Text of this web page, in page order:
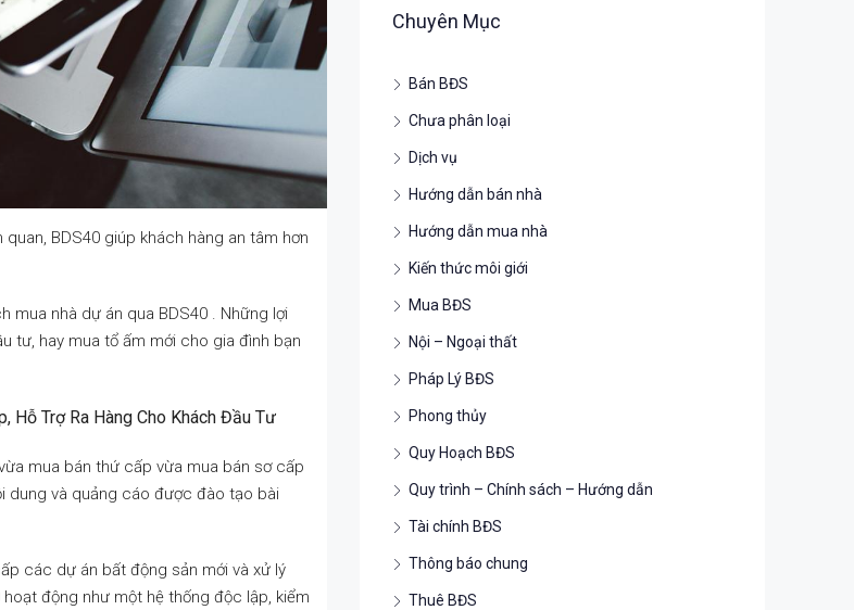
BDS40 giúp khách hàng an tâm hơn
mua nhà dự án qua BDS40 . Những lợi
tư, hay mua tổ ấm mới cho gia đình bạn
Hỗ Trợ Ra Hàng Cho Khách Đầu Tư
mua bán thứ cấp vừa mua bán sơ cấp
dung và quảng cáo được đào tạo bài
các dự án bất động sản mới và xử lý
động như một hệ thống độc lập, kiểm
Chuyên Mục
Bán BĐS
Chưa phân loại
Dịch vụ
Hướng dẫn bán nhà
Hướng dẫn mua nhà
Kiến thức môi giới
Mua BĐS
Nội – Ngoại thất
Pháp Lý BĐS
Phong thủy
Quy Hoạch BĐS
Quy trình – Chính sách – Hướng dẫn
Tài chính BĐS
Thông báo chung
Thuê BĐS